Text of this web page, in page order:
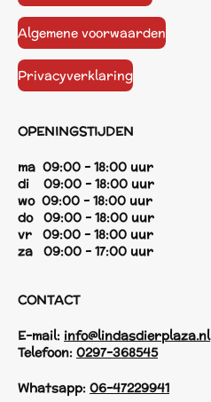
Algemene voorwaarden
Privacyverklaring
OPENINGSTIJDEN
ma 09:00 - 18:00 uur
di 09:00 - 18:00 uur
wo 09:00 - 18:00 uur
do 09:00 - 18:00 uur
vr 09:00 - 18:00 uur
za 09:00 - 17:00 uur
CONTACT
E-mail: info@lindasdierplaza.nl
Telefoon: 0297-368545
Whatsapp: 06-47229941